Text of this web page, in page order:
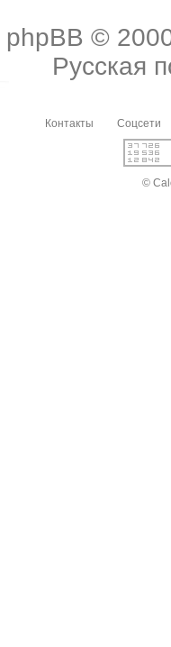
phpBB ©
Русская
Контакты Соцсети
©